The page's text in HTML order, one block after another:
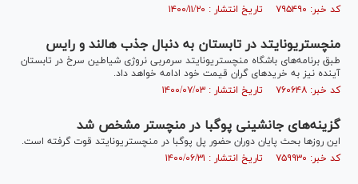
کد خبر: ۷۹۵۴۹۰ تاریخ انتشار : ۱۴۰۰/۱۱/۲۰
منچستریونایتد در تابستان به دنبال جذب هالند و رایس
طبق برنامه‌های باشگاه منچستریونایتد سرمربی نروژی شیاطین سرخ در تابستان
آینده نیز به خرید‌های گران قیمت خود ادامه خواهد داد.
کد خبر: ۷۶۰۶۴۸ تاریخ انتشار : ۱۴۰۰/۰۷/۰۳
گزینه‌های جانشینی پوگبا در منچستر مشخص شد
این روز‌ها بحث پایان دوران حضور پل پوگبا در منچستریونایتد قوت گرفته است.
کد خبر: ۷۵۹۹۳۰ تاریخ انتشار : ۱۴۰۰/۰۶/۳۱